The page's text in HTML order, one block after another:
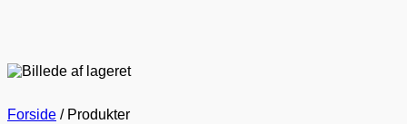
Forside /Produkter